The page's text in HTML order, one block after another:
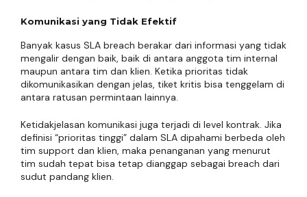
Komunikasi yang Tidak Efektif
Banyak kasus SLA breach berakar dari informasi yang tidak
mengalir dengan baik, baik di antara anggota tim internal
maupun antara tim dan klien. Ketika prioritas tidak
dikomunikasikan dengan jelas, tiket kritis bisa tenggelam di
antara ratusan permintaan lainnya.
Ketidakjelasan komunikasi juga terjadi di level kontrak. Jika
definisi “prioritas tinggi” dalam SLA dipahami berbeda oleh
tim support dan klien, maka penanganan yang menurut
tim sudah tepat bisa tetap dianggap sebagai breach dari
sudut pandang klien.